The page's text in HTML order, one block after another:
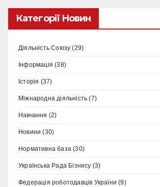
Категорії Новин
Діяльність Союзу (29)
Інформація (38)
Історія (37)
Міжнародна діяльність (7)
Навчання (2)
Новини (30)
Нормативна база (30)
Українська Рада Бізнесу (3)
Федерація роботодавців України (9)